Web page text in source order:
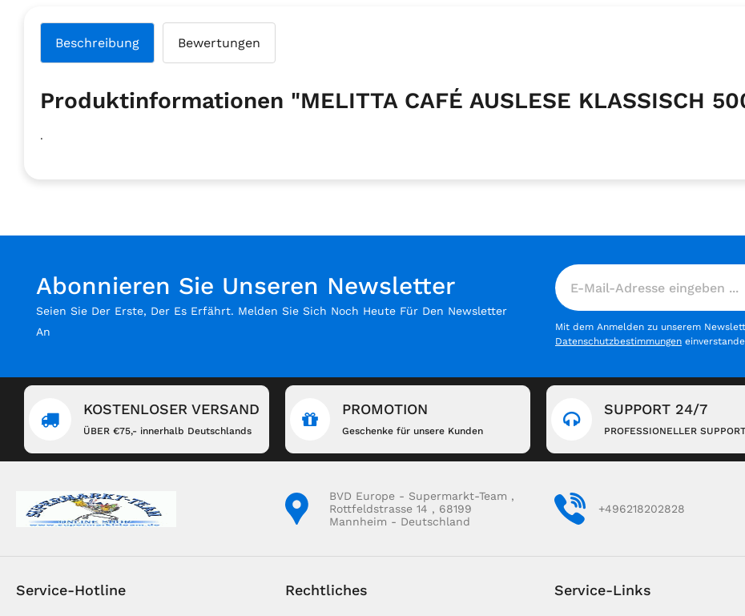
Beschreibung Bewertungen
Produktinformationen "MELITTA CAFÉ AUSLESE KLASSISCH
.
Abonnieren Sie Unseren Newsletter
Seien Sie Der Erste, Der Es Erfährt. Melden Sie Sich Noch Heute Für Den Newsletter
An
Mit dem Anmelden zu unserem
Datenschutzbestimmungen
KOSTENLOSER VERSAND
ÜBER €75,- innerhalb Deutschlands
PROMOTION
Geschenke für unsere Kunden
SUPPORT 24/7
PROFESSIONELLER SUPPORT
BVD Europe - Supermarkt-Team ,
Rottfeldstrasse 14 , 68199
Mannheim - Deutschland
+496218202828
Service-Hotline Rechtliches Service-Links